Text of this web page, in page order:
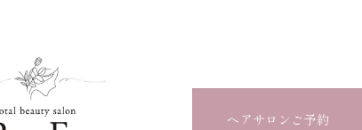
ヘアサロンご予約